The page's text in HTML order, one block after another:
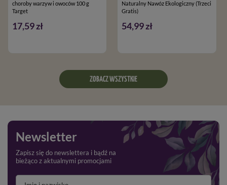
choroby warzyw i owoców 100 g
Target
17,59 zł
Naturalny Nawóz Ekologiczny (Trzeci
Gratis)
54,99 zł
ZOBACZ WSZYSTKIE
Newsletter
Zapisz się do newslettera i bądź na
bieżąco z aktualnymi promocjami